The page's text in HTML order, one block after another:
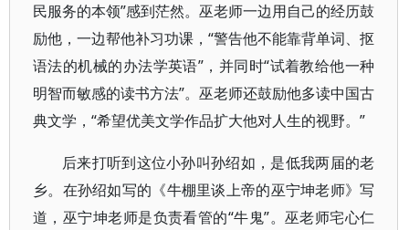
民服务的本领”感到茫然。巫老师一边用自己的经历鼓
励他，一边帮他补习功课，“警告他不能靠背单词、抠
语法的机械的办法学英语”，并同时“试着教给他一种
明智而敏感的读书方法”。巫老师还鼓励他多读中国古
典文学，“希望优美文学作品扩大他对人生的视野。”
后来打听到这位小孙叫孙绍如，是低我两届的老
乡。在孙绍如写的《牛棚里谈上帝的巫宁坤老师》写
道，巫宁坤老师是负责看管的“牛鬼”。巫老师宅心仁